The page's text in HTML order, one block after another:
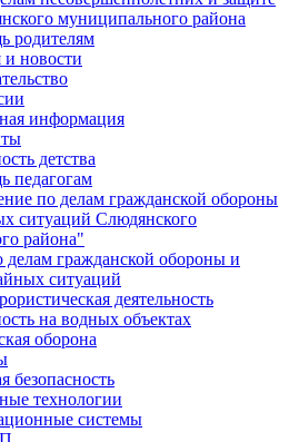
муниципального района
родителям
новости
информация
детства
педагогам
по делам гражданской обороны
ситуаций Слюдянского
района"
делам гражданской обороны и
ситуаций
деятельность
на водных объектах
оборона
безопасность
технологии
системы